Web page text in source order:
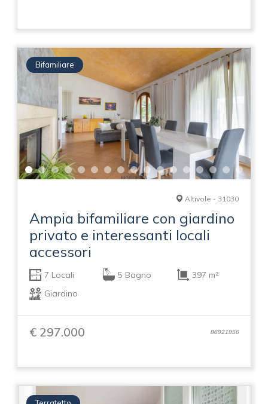
Bifamiliare
Altivole - 31030
Ampia bifamiliare con giardino
privato e interessanti locali
accessori
7 Locali 5 Bagno
397 m²
Giardino
€ 297.000 86921956